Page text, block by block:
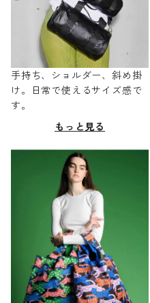
手持ち、ショルダー、斜め掛
け。日常で使えるサイズ感で
す。
もっと見る